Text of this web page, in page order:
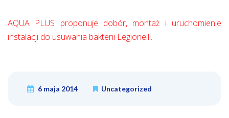
AQUA PLUS proponuje dobór, montaż i uruchomienie
instalacji do usuwania bakterii Legionelli.
6 maja 2014 Uncategorized